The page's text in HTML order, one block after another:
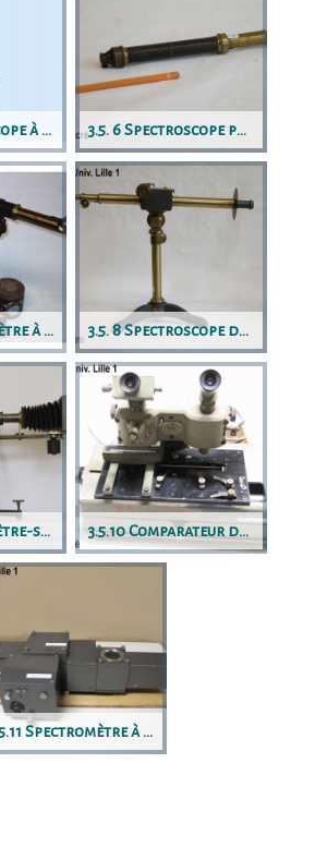
3.5. 5. Spectroscope à vision directe 3.5. 6 Spectroscope portatif
3.5. 7. Spectromètre à prisme tournant 3.5. 8 Spectroscope de Thollon
3.5. 9 Spectromètre-spectrographe de Trannin 3.5.10 Comparateur de spectres
3.5.11 Spectromètre à transformée de Fourier